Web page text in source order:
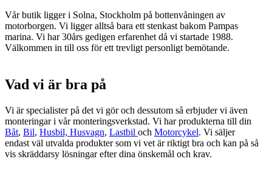
Vår butik ligger i Solna, Stockholm på bottenvåningen av
motorborgen. Vi ligger alltså bara ett stenkast bakom Pampas
marina. Vi har 30års gedigen erfarenhet då vi startade 1988.
Välkommen in till oss för ett trevligt personligt bemötande.
Vad vi är bra på
Vi är specialister på det vi gör och dessutom så erbjuder vi även
monteringar i vår monteringsverkstad. Vi har produkterna till din
Båt, Bil, Husbil, Husvagn, Lastbil och Motorcykel. Vi säljer
endast väl utvalda produkter som vi vet är riktigt bra och kan på så
vis skräddarsy lösningar efter dina önskemål och krav.